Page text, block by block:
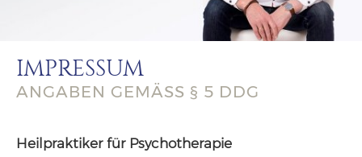
IMPRESSUM
ANGABEN GEMÄSS § 5 DDG
Heilpraktiker für Psychotherapie